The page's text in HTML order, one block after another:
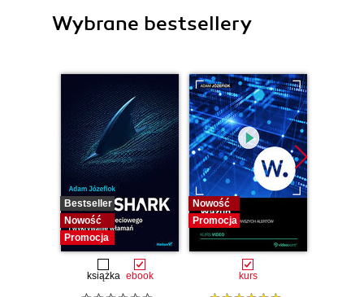
Wybrane bestsellery
Bestseller
Nowość
Promocja
książka ebook
Nowość
Promocja
kurs